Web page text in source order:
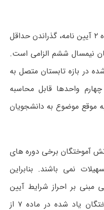
۱- براساس بند ۱ بخش «الف» ماده ۲ آیین نامه، گذراندن حداقل
نیمسال ششم الزامی است.
در بازه تابستان متصل به
واحدها قابل محاسبه
موضوع به دانشجویان
نامه، دانش آموختگان برخی دوره های
نمی باشند. بنابراین
مبنی بر احراز شرایط آیین
نامه برای بهره مندی دانش آموختگان یاد شده در ماده ۷ از